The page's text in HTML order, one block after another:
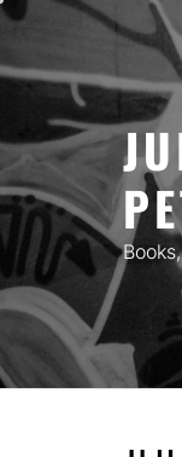
Skip
content